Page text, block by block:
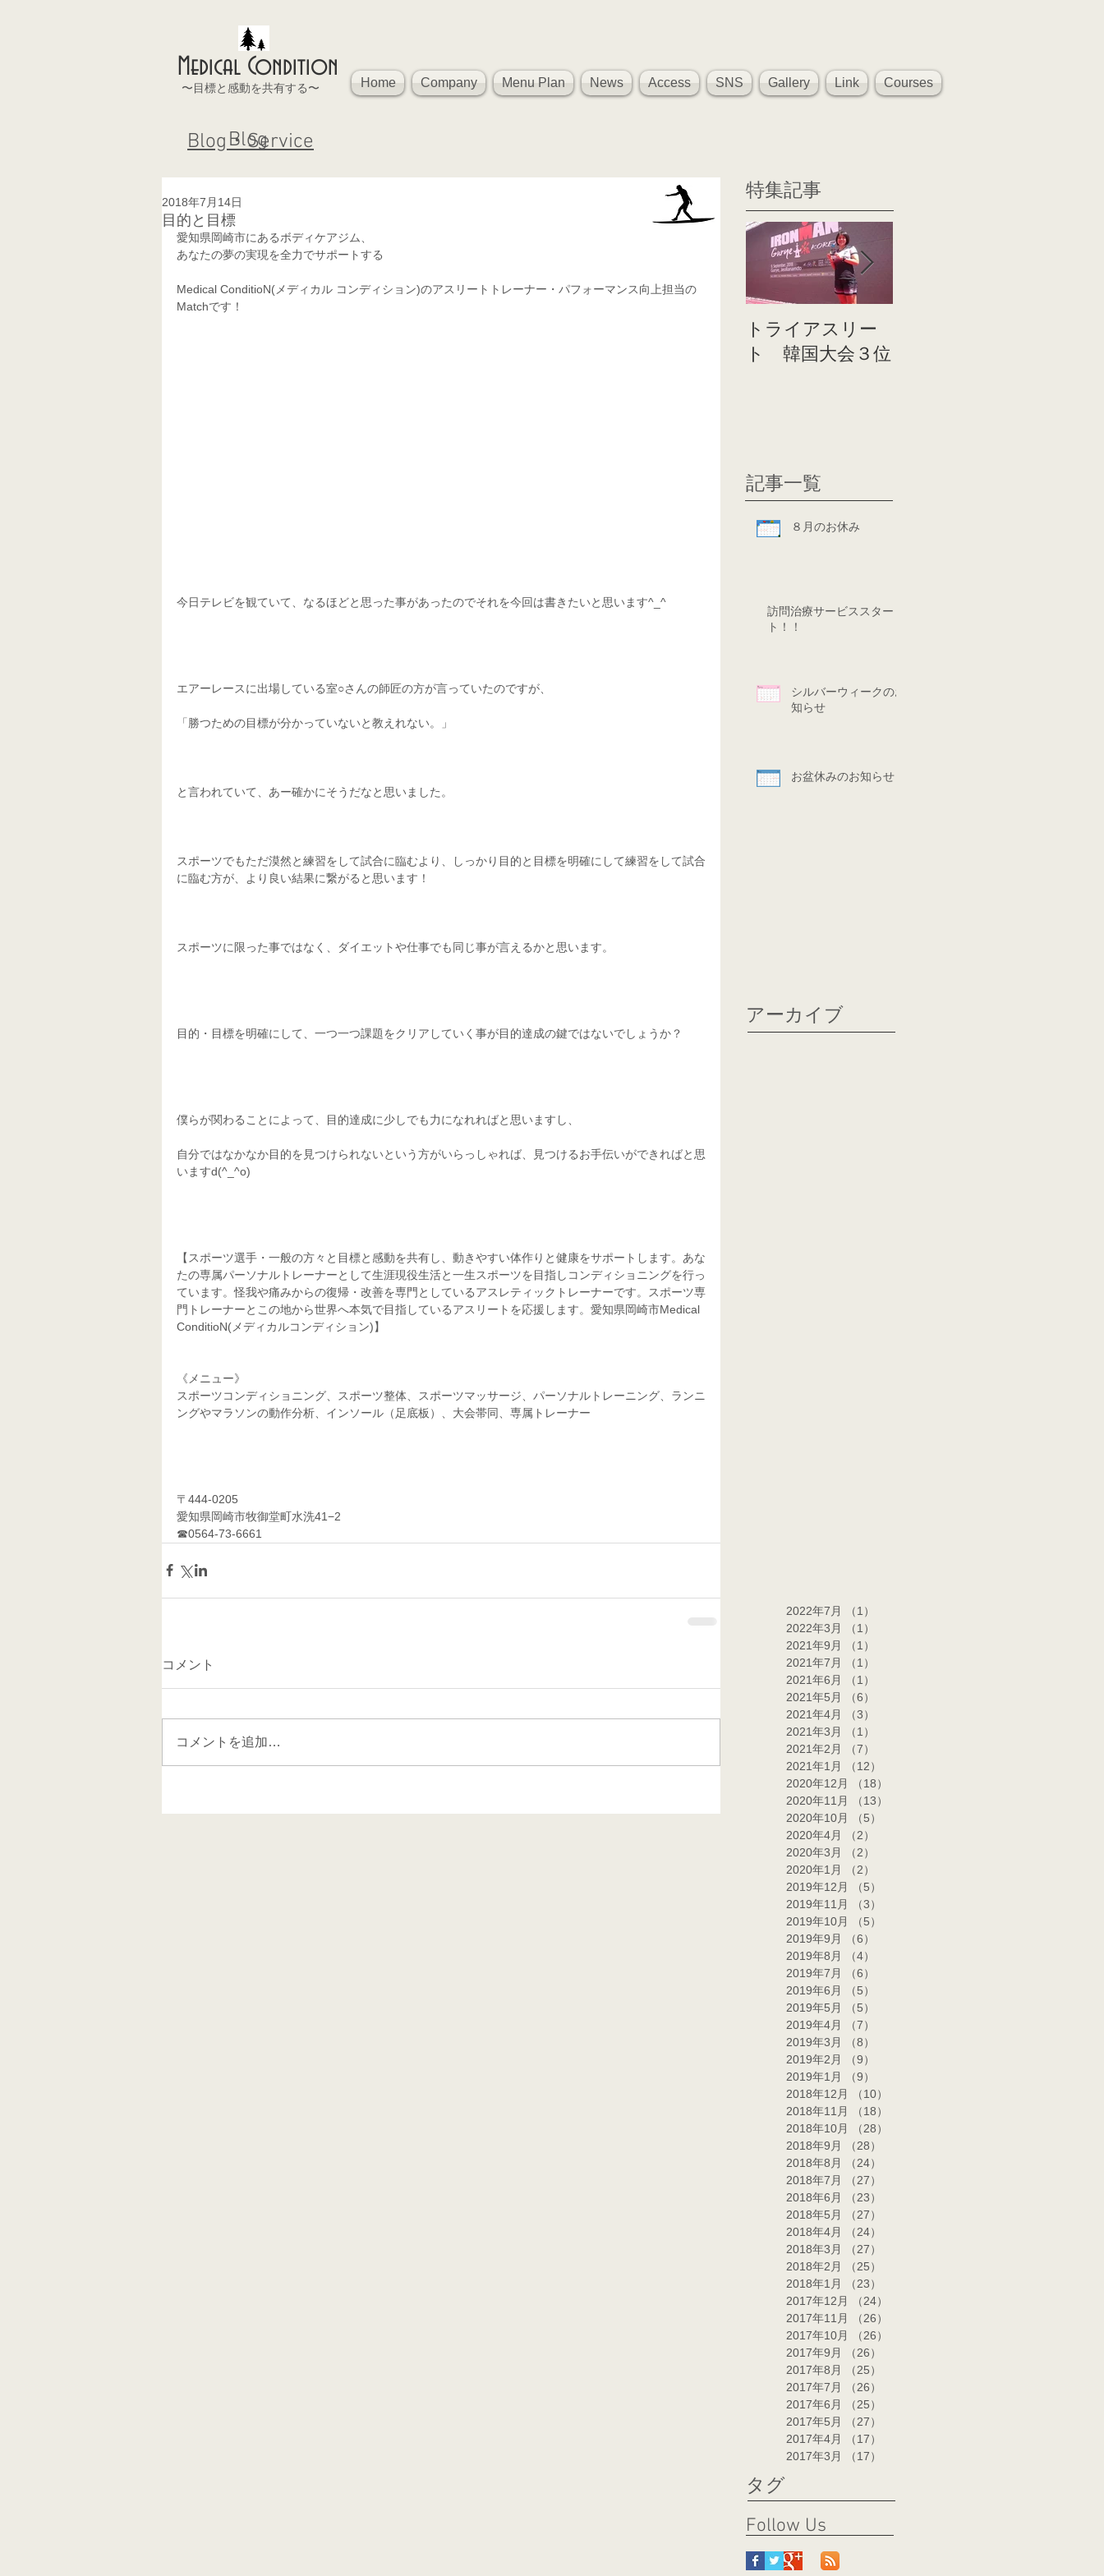
Medical Condition
〜目標と感動を共有する〜 Home Company Menu Plan News Access SNS Gallery Link Courses
Blog
Blog・Service
目的と目標
2018年7月14日
愛知県岡崎市にあるボディケアジム、
あなたの夢の実現を全力でサポートする
Medical ConditioN(メディカル コンディション)のアスリートトレーナー・パフォーマンス向上担当の
Matchです！
今日テレビを観ていて、なるほどと思った事があったのでそれを今回は書きたいと思います^_^
エアーレースに出場している室○さんの師匠の方が言っていたのですが、
「勝つための目標が分かっていないと教えれない。」
と言われていて、あー確かにそうだなと思いました。
スポーツでもただ漠然と練習をして試合に臨むより、しっかり目的と目標を明確にして練習をして試合
に臨む方が、より良い結果に繋がると思います！
スポーツに限った事ではなく、ダイエットや仕事でも同じ事が言えるかと思います。
目的・目標を明確にして、一つ一つ課題をクリアしていく事が目的達成の鍵ではないでしょうか？
僕らが関わることによって、目的達成に少しでも力になれればと思いますし、
自分ではなかなか目的を見つけられないという方がいらっしゃれば、見つけるお手伝いができればと思
いますd(^_^o)
【スポーツ選手・一般の方々と目標と感動を共有し、動きやすい体作りと健康をサポートします。あな
たの専属パーソナルトレーナーとして生涯現役生活と一生スポーツを目指しコンディショニングを行っ
ています。怪我や痛みからの復帰・改善を専門としているアスレティックトレーナーです。スポーツ専
門トレーナーとこの地から世界へ本気で目指しているアスリートを応援します。愛知県岡崎市Medical
ConditioN(メディカルコンディション)】
《メニュー》
スポーツコンディショニング、スポーツ整体、スポーツマッサージ、パーソナルトレーニング、ランニ
ングやマラソンの動作分析、インソール（足底板）、大会帯同、専属トレーナー
〒444-0205
愛知県岡崎市牧御堂町水洗41−2
☎0564-73-6661
コメント
コメントを追加…
特集記事
トライアスリー
ト 韓国大会３位
記事一覧
８月のお休み
訪問治療サービススター
ト！！
シルバーウィークのお
知らせ
お盆休みのお知らせ
アーカイブ
2022年7月 （1）
2022年3月
（1）
2021年9月
（1）
2021年7月
（1）
2021年6月
（1）
2021年5月
（6）
2021年4月
（3）
2021年3月
（1）
2021年2月
（7）
2021年1月
（12）
2020年12月
（18）
2020年11月
（13）
2020年10月
（5）
2020年4月
（2）
2020年3月
（2）
2020年1月
（2）
2019年12月
（5）
2019年11月
（3）
2019年10月
（5）
2019年9月
（6）
2019年8月
（4）
2019年7月
（6）
2019年6月
（5）
2019年5月
（5）
2019年4月
（7）
2019年3月
（8）
2019年2月
（9）
2019年1月
（9）
2018年12月
（10）
2018年11月
（18）
2018年10月
（28）
2018年9月
（28）
2018年8月
（24）
2018年7月
（27）
2018年6月
（23）
2018年5月
（27）
2018年4月
（24）
2018年3月
（27）
2018年2月
（25）
2018年1月
（23）
2017年12月
（24）
2017年11月
（26）
2017年10月
（26）
2017年9月
（26）
2017年8月
（25）
2017年7月
（26）
2017年6月
（25）
2017年5月
（27）
2017年4月
（17）
2017年3月
（17）
タグ
Follow Us